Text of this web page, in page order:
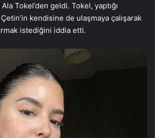
Tokel’den geldi. Tokel, yaptığı
kendisine de ulaşmaya çalışarak
istediğini iddia etti.